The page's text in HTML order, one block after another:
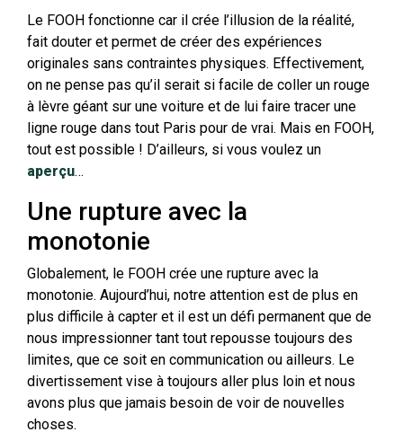
Le FOOH fonctionne car il crée l’illusion de la réalité,
fait douter et permet de créer des expériences
originales sans contraintes physiques. Effectivement,
on ne pense pas qu’il serait si facile de coller un rouge
à lèvre géant sur une voiture et de lui faire tracer une
ligne rouge dans tout Paris pour de vrai. Mais en FOOH,
tout est possible ! D’ailleurs, si vous voulez un
aperçu…
Une rupture avec la
monotonie
Globalement, le FOOH crée une rupture avec la
monotonie. Aujourd’hui, notre attention est de plus en
plus difficile à capter et il est un défi permanent que de
nous impressionner tant tout repousse toujours des
limites, que ce soit en communication ou ailleurs. Le
divertissement vise à toujours aller plus loin et nous
avons plus que jamais besoin de voir de nouvelles
choses.